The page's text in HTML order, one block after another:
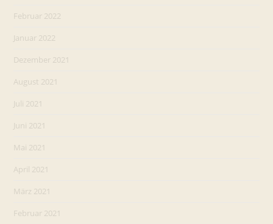
Februar 2022
Januar 2022
Dezember 2021
August 2021
Juli 2021
Juni 2021
Mai 2021
April 2021
März 2021
Februar 2021